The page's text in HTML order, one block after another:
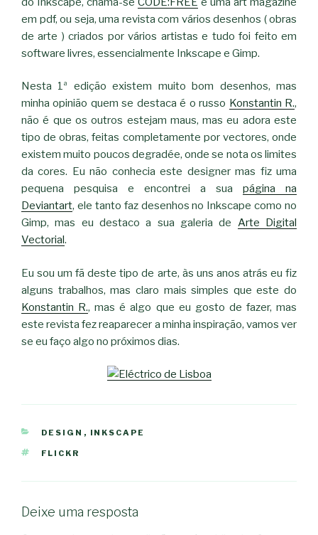
em pdf, ou seja, uma revista com vários desenhos ( obras
de arte ) criados por vários artistas e tudo foi feito em
software livres, essencialmente Inkscape e Gimp.
Nesta 1ª edição existem muito bom desenhos, mas
minha opinião quem se destaca é o russo Konstantin R.,
não é que os outros estejam maus, mas eu adora este
tipo de obras, feitas completamente por vectores, onde
existem muito poucos degradée, onde se nota os limites
da cores. Eu não conhecia este designer mas fiz uma
pequena pesquisa e encontrei a sua página na
Deviantart, ele tanto faz desenhos no Inkscape como no
Gimp, mas eu destaco a sua galeria de Arte Digital
Vectorial .
Eu sou um fã deste tipo de arte, às uns anos atrás eu fiz
alguns trabalhos, mas claro mais simples que este do
Konstantin R., mas é algo que eu gosto de fazer, mas
este revista fez reaparecer a minha inspiração, vamos ver
se eu faço algo no próximos dias.
CATEGORIAS
DESIGN , INKSCAPE
ETIQUETAS
FLICKR
Deixe uma resposta